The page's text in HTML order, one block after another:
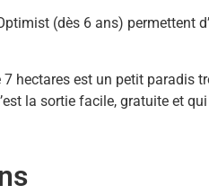
(dès 6 ans) permettent
hectares est un petit paradis
la sortie facile, gratuite et